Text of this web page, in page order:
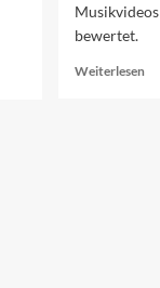
bewertet.
Weiterlesen